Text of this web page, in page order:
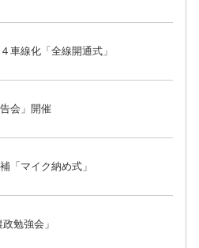
車線化「全線開通式」
会」開催
「マイク納め式」
勉強会」